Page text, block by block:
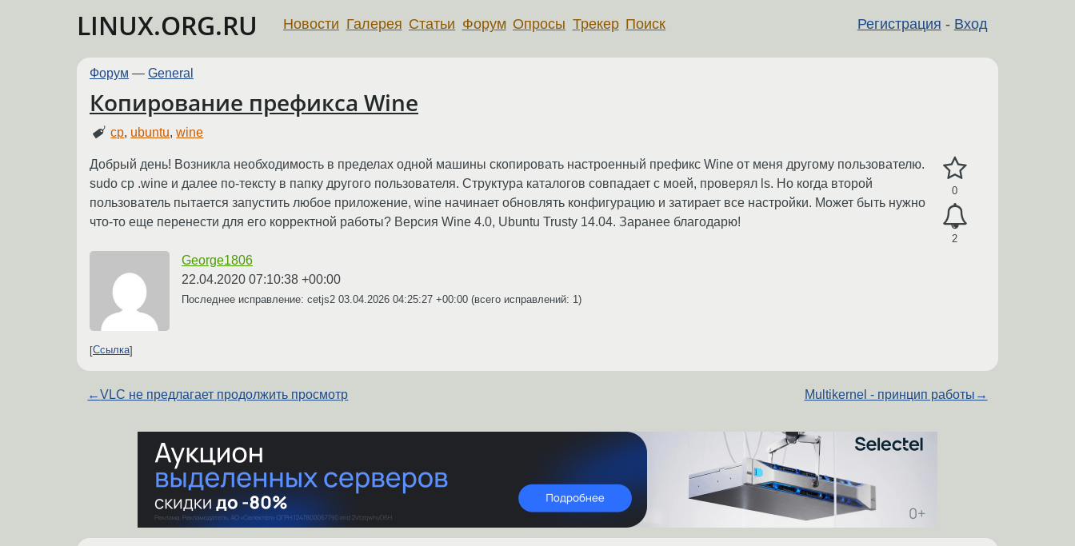
LINUX.ORG.RU Регистрация - Вход
Новости Галерея Статьи Форум Опросы Трекер Поиск
Форум — General
Копирование префикса Wine
cp, ubuntu,wine
0
2
Добрый день! Возникла необходимость в пределах одной машины скопировать настроенный префикс Wine от меня другому пользователю.
sudo cp .wine и далее по-тексту в папку другого пользователя. Структура каталогов совпадает с моей, проверял ls. Но когда второй
пользователь пытается запустить любое приложение, wine начинает обновлять конфигурацию и затирает все настройки. Может быть нужно
что-то еще перенести для его корректной работы? Версия Wine 4.0, Ubuntu Trusty 14.04. Заранее благодарю!
George1806
22.04.2020 07:10:38 +00:00
Последнее исправление: cetjs2 03.04.2026 04:25:27 +00:00 (всего исправлений: 1)
Ссылка
←VLC не предлагает продолжить просмотр Multikernel - принцип работы →